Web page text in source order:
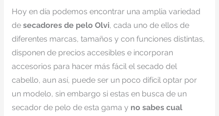
Hoy en día podemos encontrar una amplia variedad
de secadores de pelo Olvi, cada uno de ellos de
diferentes marcas, tamaños y con funciones distintas,
disponen de precios accesibles e incorporan
accesorios para hacer más fácil el secado del
cabello, aun así, puede ser un poco difícil optar por
un modelo, sin embargo si estas en busca de un
secador de pelo de esta gama y no sabes cual